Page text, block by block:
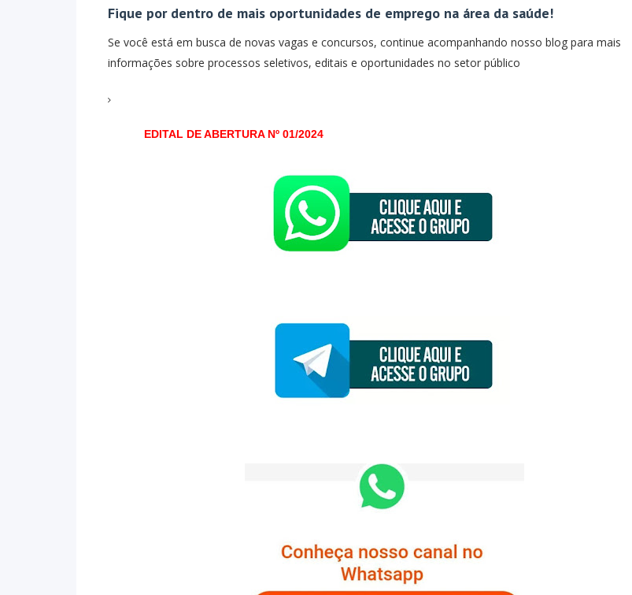
Fique por dentro de mais oportunidades de emprego na área da saúde!
Se você está em busca de novas vagas e concursos, continue acompanhando nosso blog para mais
informações sobre processos seletivos, editais e oportunidades no setor público
EDITAL DE ABERTURA Nº 01/2024